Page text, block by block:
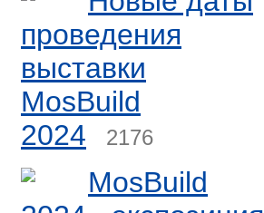
проведения
выставки
MosBuild
2024
2176
MosBuild